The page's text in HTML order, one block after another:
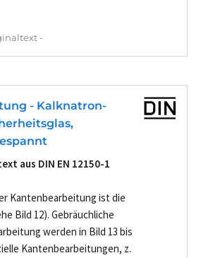
-
- Kalknatron-
aus DIN EN 12150-1
Kantenbearbeitung ist die
Bild 12). Gebräuchliche
werden in Bild 13 bis
Kantenbearbeitungen, z.